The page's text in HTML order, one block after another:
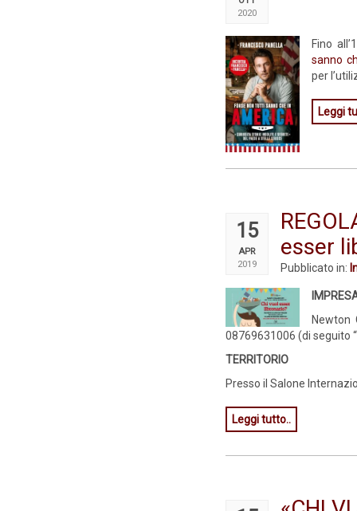
2020
Fino
sanno
per
Leggi
15
APR
2019
esser
Pubblicato in:
Newton
08769631006 (di seguito
TERRITORIO
Presso il Salone
Leggi tutto..